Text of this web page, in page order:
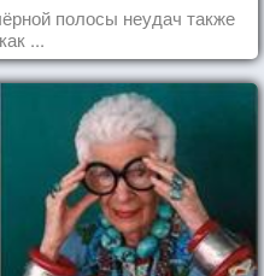
полосы неудач также
...